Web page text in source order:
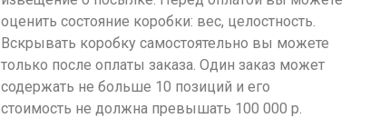
оценить состояние коробки: вес, целостность.
Вскрывать коробку самостоятельно вы можете
только после оплаты заказа. Один заказ может
содержать не больше 10 позиций и его
стоимость не должна превышать 100 000 р.